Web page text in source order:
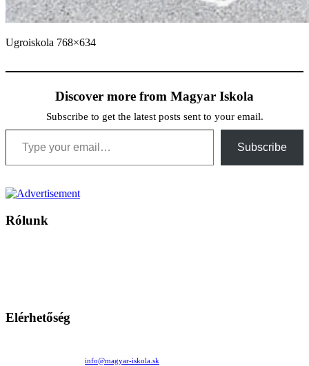
Ugroiskola 768×634
Discover more from Magyar Iskola
Subscribe to get the latest posts sent to your email.
Type your email…
Subscribe
Rólunk
Elérhetőség
info@magyar-iskola.sk